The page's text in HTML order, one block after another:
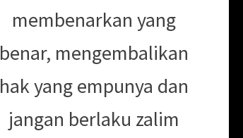
membenarkan yang
benar, mengembalikan
hak yang empunya dan
jangan berlaku zalim